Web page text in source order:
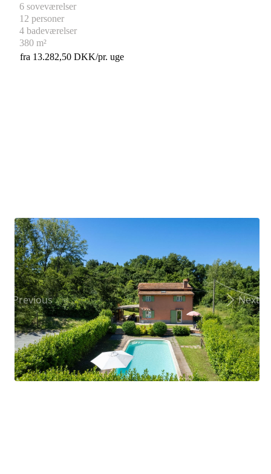
6 soveværelser
12 personer
4 badeværelser
380 m²
fra 13.282,50 DKK/pr. uge
Previous Next